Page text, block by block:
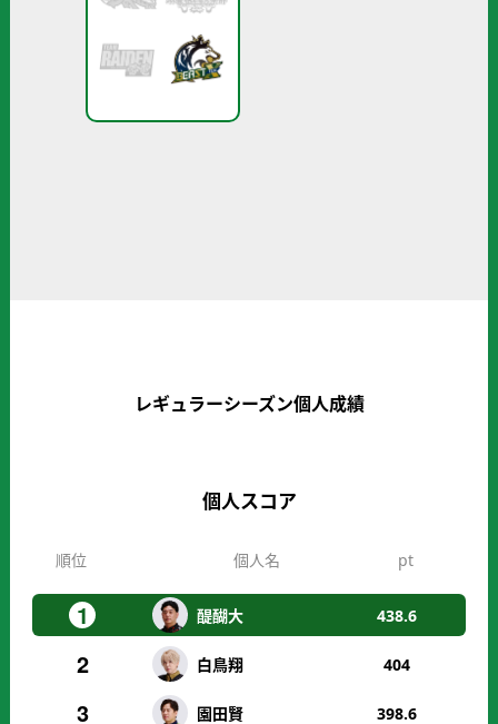
レギュラーシーズン個人成績
個人スコア
順位 個人名 pt
1 醍醐大 438.6
2 白鳥翔 404
3 園田賢 398.6